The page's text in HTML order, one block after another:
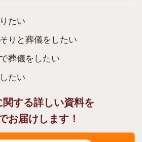
たい
りと葬儀をしたい
葬儀をしたい
たい
関する詳しい資料を
お届けします！